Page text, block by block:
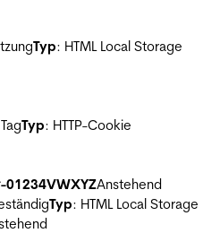
Typ: HTML Local Storage
Typ: HTTP-Cookie
Anstehend
Typ: HTML Local Storage